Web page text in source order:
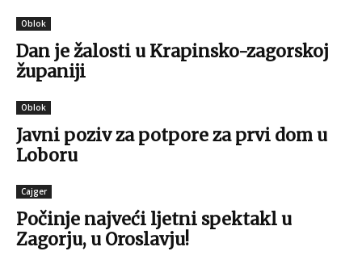
Oblok
Dan je žalosti u Krapinsko-zagorskoj
županiji
Oblok
Javni poziv za potpore za prvi dom u
Loboru
Cajger
Počinje najveći ljetni spektakl u
Zagorju, u Oroslavju!